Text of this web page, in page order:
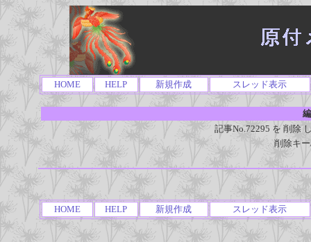
HOME HELP 新規作成 スレッド表示
記事No.72295 を 削除
削除キ
HOME HELP 新規作成 スレッド表示